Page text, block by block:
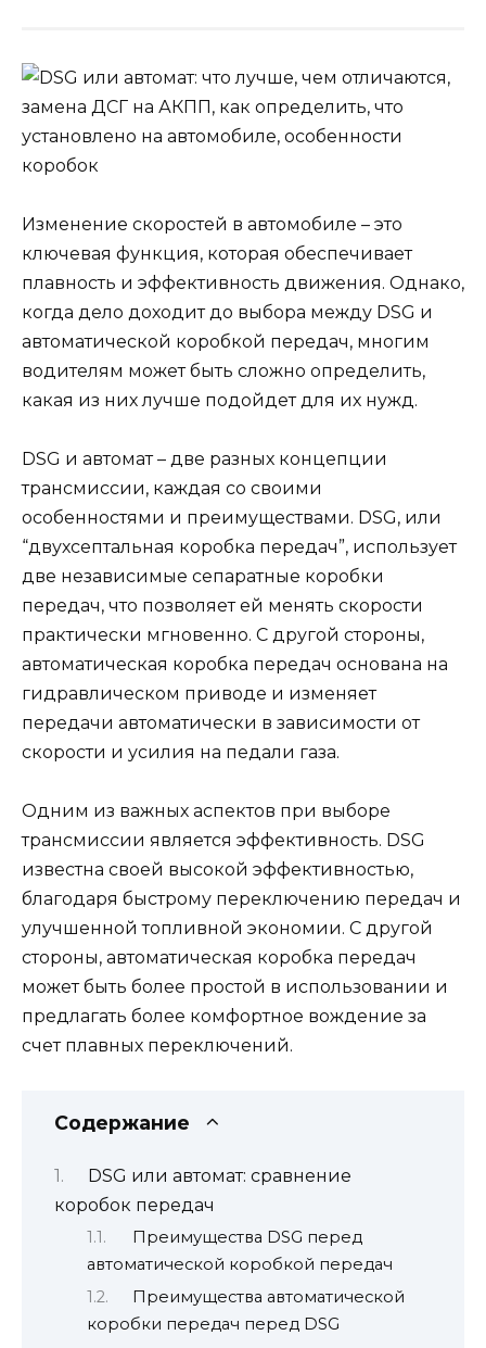
Изменение скоростей в автомобиле – это
ключевая функция, которая обеспечивает
плавность и эффективность движения. Однако,
когда дело доходит до выбора между DSG и
автоматической коробкой передач, многим
водителям может быть сложно определить,
какая из них лучше подойдет для их нужд.
DSG и автомат – две разных концепции
трансмиссии, каждая со своими
особенностями и преимуществами. DSG, или
“двухсептальная коробка передач”, использует
две независимые сепаратные коробки
передач, что позволяет ей менять скорости
практически мгновенно. С другой стороны,
автоматическая коробка передач основана на
гидравлическом приводе и изменяет
передачи автоматически в зависимости от
скорости и усилия на педали газа.
Одним из важных аспектов при выборе
трансмиссии является эффективность. DSG
известна своей высокой эффективностью,
благодаря быстрому переключению передач и
улучшенной топливной экономии. С другой
стороны, автоматическая коробка передач
может быть более простой в использовании и
предлагать более комфортное вождение за
счет плавных переключений.
Содержание
DSG или автомат: сравнение
коробок передач
Преимущества DSG перед
автоматической коробкой передач
Преимущества автоматической
коробки передач перед DSG